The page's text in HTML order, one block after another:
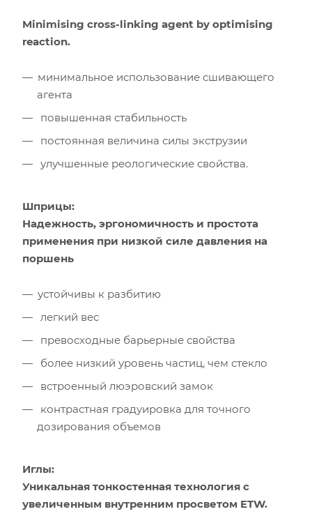
Minimising cross-linking agent by optimising
reaction.
минимальное использование сшивающего
агента
повышенная стабильность
постоянная величина силы экструзии
улучшенные реологические свойства.
Шприцы:
Надежность, эргономичность и простота
применения при низкой силе давления на
поршень
устойчивы к разбитию
легкий вес
превосходные барьерные свойства
более низкий уровень частиц, чем стекло
встроенный люэровский замок
контрастная градуировка для точного
дозирования объемов
Иглы:
Уникальная тонкостенная технология с
увеличенным внутренним просветом ETW.